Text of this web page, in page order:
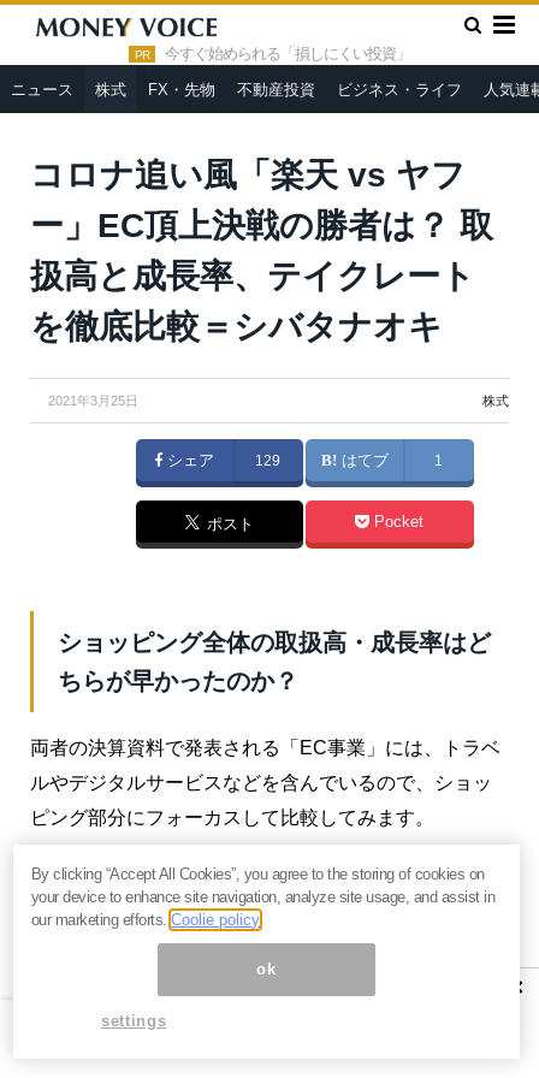
PR 今すぐ始められる「損しにくい投資」
ニュース 株式 FX・先物 不動産投資 ビジネス・ライフ 人気連
HOME » 株式 »
コロナ追い風「楽天 vs ヤフー」EC頂上決戦の
勝者は？ 取扱高と成長率、テイクレートを徹底比較＝シバタナオキ
コロナ追い風「楽天 vs ヤフ
ー」EC頂上決戦の勝者は？ 取
扱高と成長率、テイクレート
を徹底比較＝シバタナオキ
2021年3月25日 株式
シェア 129 はてブ 1
ポスト Pocket
ショッピング全体の取扱高・成長率はど
ちらが早かったのか？
両者の決算資料で発表される「EC事業」には、トラベ
ルやデジタルサービスなどを含んでいるので、ショッ
ピング部分にフォーカスして比較してみます。
×
By clicking “Accept All Cookies”, you agree to the storing of cookies on
your device to enhance site navigation, analyze site usage, and assist in
our marketing efforts.Coolie policy
ok
settings